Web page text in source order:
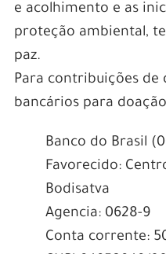
e acolhimento e as
proteção ambiental,
paz.
Para contribuições de
bancários para
Banco do Brasil
Favorecido:
Bodisatva
Agencia: 0628-9
Conta corrente: